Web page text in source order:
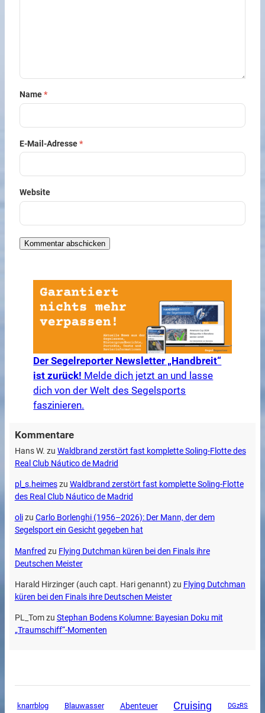
Name*
E-Mail-Adresse*
Website
Der Segelreporter Newsletter „Handbreit“
ist zurück! Melde dich jetzt an und lasse
dich von der Welt des Segelsports
faszinieren.
Kommentare
Hans W. zu Waldbrand zerstört fast komplette Soling-Flotte des
Real Club Náutico de Madrid
pl_s.heimeszu Waldbrand zerstört fast komplette Soling-Flotte
des Real Club Náutico de Madrid
olizu Carlo Borlenghi (1956–2026): Der Mann, der dem
Segelsport ein Gesicht gegeben hat
Manfred zu Flying Dutchman küren bei den Finals ihre
Deutschen Meister
Harald Hirzinger (auch capt. Hari genannt) zu Flying Dutchman
küren bei den Finals ihre Deutschen Meister
PL_Tomzu Stephan Bodens Kolumne: Bayesian Doku mit
„Traumschiff“-Momenten
knarrblog Blauwasser Abenteuer Cruising DGzRS